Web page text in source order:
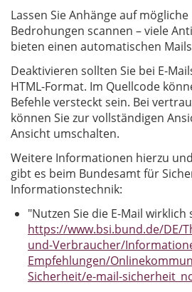
Lassen Sie Anhänge auf mögliche
Bedrohungen scannen – viele
bieten einen automatischen
Deaktivieren sollten Sie bei E-
HTML-Format. Im Quellcode
Befehle versteckt sein. Bei
können Sie zur vollständigen
Ansicht umschalten.
Weitere Informationen hierzu
gibt es beim Bundesamt für
Informationstechnik:
"Nutzen Sie die E-Mail wirklich
https://www.bsi.bund.de/DE/
und-Verbraucher/
Empfehlungen/
Sicherheit/e-mail-